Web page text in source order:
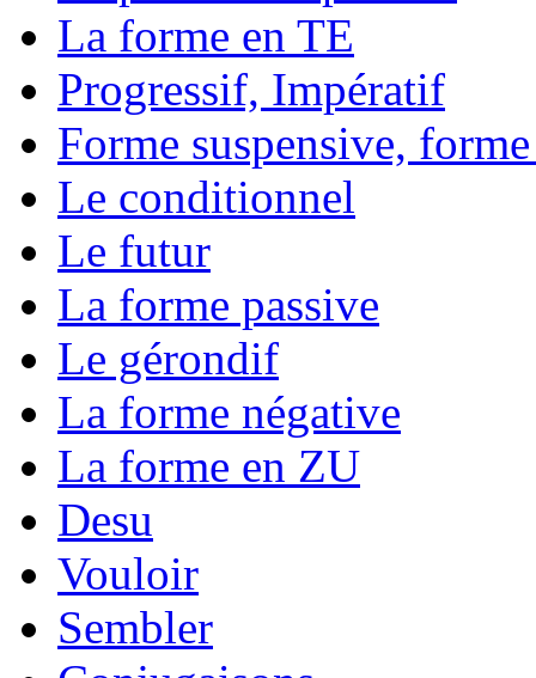
La forme en TE
Progressif, Impératif
Forme suspensive,
Le conditionnel
Le futur
La forme passive
Le gérondif
La forme négative
La forme en ZU
Desu
Vouloir
Sembler